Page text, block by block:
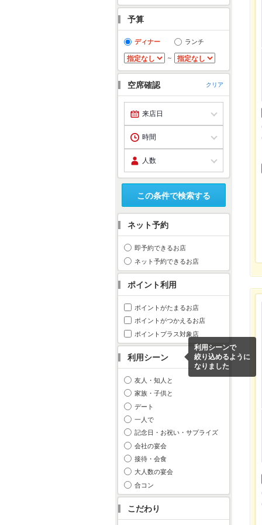
予算
ディナー ランチ
～
空席確認 クリア
この条件で検索する
ネット予約
即予約できるお店
ネット予約できるお店
ポイント利用
ポイントがたまるお店
ポイントがつかえるお店
ポイントプラス対象店
利用シーン
利用シーンで
絞り込めるように
なりました
友人・知人と
家族・子供と
デート
一人で
記念日・お祝い・サプライズ
会社の宴会
接待・会食
大人数の宴会
合コン
こだわり